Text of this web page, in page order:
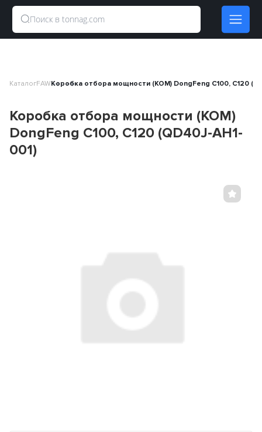
КаталогFAWКоробка отбора мощности (КОМ) DongFeng C100, C120
Коробка отбора мощности (КОМ)
DongFeng C100, C120 (QD40J-AH1-
001)